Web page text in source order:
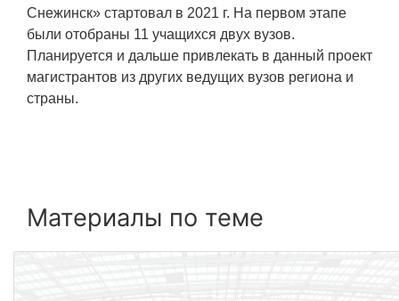
ПРОДУКЦИЯ И УСЛУГИ
ДПО и ПО (Дополнительное
профессиональное образование и
профессиональное обучение)
Технологии водородной энергетики
Снежинск» стартовал в 2021 г. На первом этапе
были отобраны 11 учащихся двух вузов.
Планируется и дальше привлекать в данный проект
магистрантов из других ведущих вузов региона и
страны.
Материалы по теме